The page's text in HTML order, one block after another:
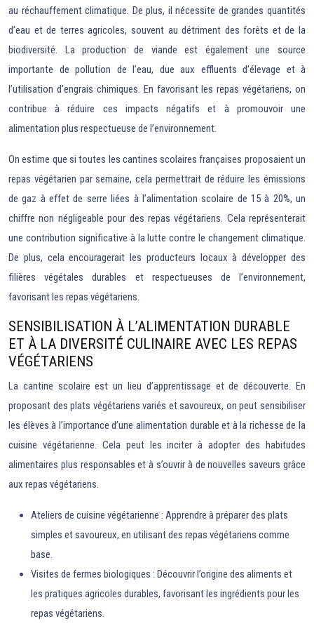
au réchauffement climatique. De plus, il nécessite de grandes quantités
d’eau et de terres agricoles, souvent au détriment des forêts et de la
biodiversité. La production de viande est également une source
importante de pollution de l’eau, due aux effluents d’élevage et à
l’utilisation d’engrais chimiques. En favorisant les repas végétariens, on
contribue à réduire ces impacts négatifs et à promouvoir une
alimentation plus respectueuse de l’environnement.
On estime que si toutes les cantines scolaires françaises proposaient un
repas végétarien par semaine, cela permettrait de réduire les émissions
de gaz à effet de serre liées à l’alimentation scolaire de 15 à 20%, un
chiffre non négligeable pour des repas végétariens. Cela représenterait
une contribution significative à la lutte contre le changement climatique.
De plus, cela encouragerait les producteurs locaux à développer des
filières végétales durables et respectueuses de l’environnement,
favorisant les repas végétariens.
SENSIBILISATION À L’ALIMENTATION DURABLE
ET À LA DIVERSITÉ CULINAIRE AVEC LES REPAS
VÉGÉTARIENS
La cantine scolaire est un lieu d’apprentissage et de découverte. En
proposant des plats végétariens variés et savoureux, on peut sensibiliser
les élèves à l’importance d’une alimentation durable et à la richesse de la
cuisine végétarienne. Cela peut les inciter à adopter des habitudes
alimentaires plus responsables et à s’ouvrir à de nouvelles saveurs grâce
aux repas végétariens.
Ateliers de cuisine végétarienne : Apprendre à préparer des plats
simples et savoureux, en utilisant des repas végétariens comme
base.
Visites de fermes biologiques : Découvrir l’origine des aliments et
les pratiques agricoles durables, favorisant les ingrédients pour les
repas végétariens.